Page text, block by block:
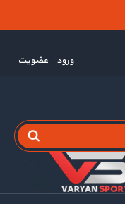
ورود عضویت